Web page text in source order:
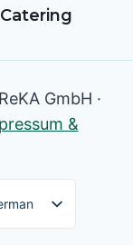
Catering
GmbH ·
&